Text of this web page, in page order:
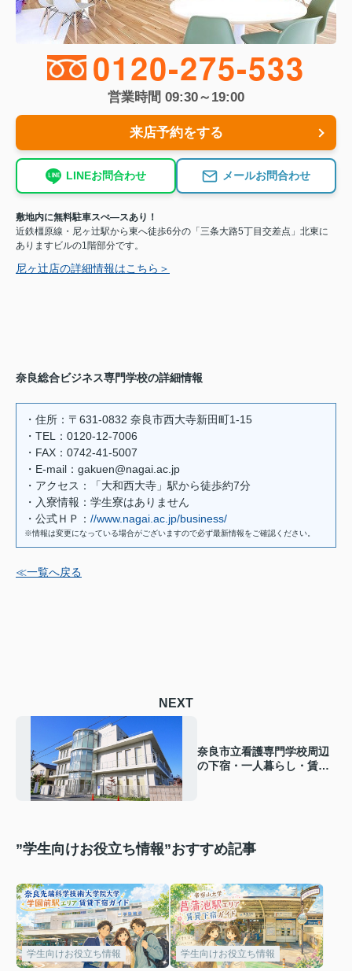
0120-275-533
営業時間 09:30～19:00
来店予約をする
LINEお問合わせ メールお問合わせ
敷地内に無料駐車スぺ―スあり！
近鉄橿原線・尼ヶ辻駅から東へ徒歩6分の「三条大路5丁目交差点」北東に
ありますビルの1階部分です。
尼ヶ辻店の詳細情報はこちら＞
奈良総合ビジネス専門学校の詳細情報
・住所：〒631-0832 奈良市西大寺新田町1-15
・TEL：0120-12-7006
・FAX：0742-41-5007
・E-mail：gakuen@nagai.ac.jp
・アクセス：「大和西大寺」駅から徒歩約7分
・入寮情報：学生寮はありません
・公式ＨＰ： //www.nagai.ac.jp/business/
※情報は変更になっている場合がございますので必ず最新情報をご確認ください。
≪一覧へ戻る
NEXT
奈良市立看護専門学校周辺
の下宿・一人暮らし・賃貸
”学生向けお役立ち情報”おすすめ記事
学生向けお役立ち情報 学生向けお役立ち情報